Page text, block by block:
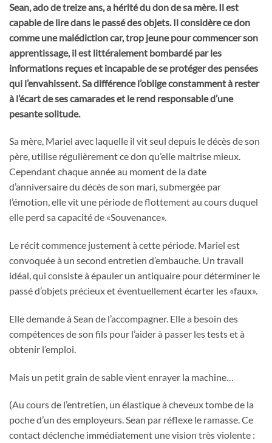
Sean, ado de treize ans, a hérité du don de sa mère. Il est
capable de lire dans le passé des objets. Il considère ce don
comme une malédiction car, trop jeune pour commencer son
apprentissage, il est littéralement bombardé par les
informations reçues et incapable de se protéger des pensées
qui l’envahissent. Sa différence l’oblige constamment à rester
à l’écart de ses camarades et le rend responsable d’une
pesante solitude.
Sa mère, Mariel avec laquelle il vit seul depuis le décès de son
père, utilise régulièrement ce don qu’elle maitrise mieux.
Cependant chaque année au moment de la date
d’anniversaire du décès de son mari, submergée par
l’émotion, elle vit une période de flottement au cours duquel
elle perd sa capacité de «Souvenance».
Le récit commence justement à cette période. Mariel est
convoquée à un second entretien d’embauche. Un travail
idéal, qui consiste à épauler un antiquaire pour déterminer le
passé d’objets précieux et éventuellement écarter les «faux».
Elle demande à Sean de l’accompagner. Elle a besoin des
compétences de son fils pour l’aider à passer les tests et à
obtenir l’emploi.
Mais un petit grain de sable vient enrayer la machine…
(Au cours de l’entretien, un élastique à cheveux tombe de la
poche d’un des employeurs. Sean par réflexe le ramasse. Ce
contact déclenche immédiatement une vision très violente :